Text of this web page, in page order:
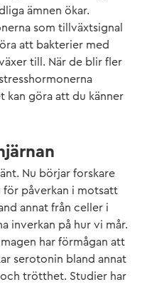
ämnen ökar.
som tillväxtsignal
att bakterier med
till. När de blir fler
kan göra att du känner
Nu börjar forskare
för påverkan i motsatt
annat från celler i
inverkan på hur vi mår.
har förmågan att
serotonin bland annat
trötthet. Studier har